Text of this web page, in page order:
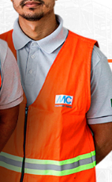
já que será
você a
atualizações
Dúvidas
ser sanadas